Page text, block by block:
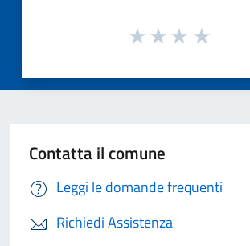
Contatta il comune
Leggi le domande frequenti
Richiedi Assistenza